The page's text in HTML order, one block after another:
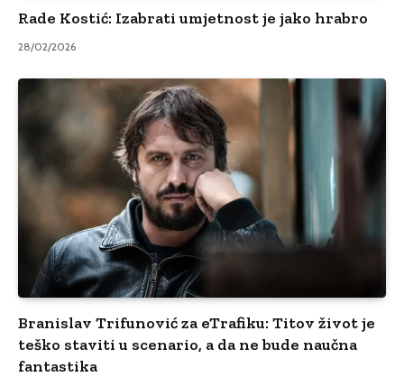
Rade Kostić: Izabrati umjetnost je jako hrabro
28/02/2026
Branislav Trifunović za eTrafiku: Titov život je
teško staviti u scenario, a da ne bude naučna
fantastika